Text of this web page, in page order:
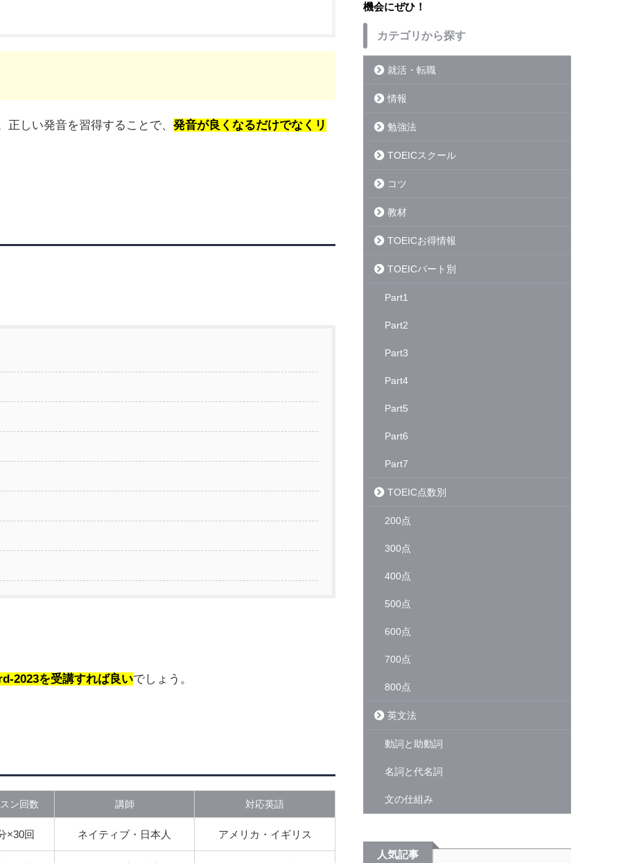
しい発音を習得することで、 発音が良くなるだけでなくリ
2023を受講すれば良いでしょう。
ン回数 講師 対応英語
×30回 ネイティブ・日本人 アメリカ・イギリス
機会にぜひ！
カテゴリから探す
就活・転職
情報
勉強法
TOEICスクール
コツ
教材
TOEICお得情報
TOEICパート別
Part1
Part2
Part3
Part4
Part5
Part6
Part7
TOEIC点数別
200点
300点
400点
500点
600点
700点
800点
英文法
動詞と助動詞
名詞と代名詞
文の仕組み
人気記事